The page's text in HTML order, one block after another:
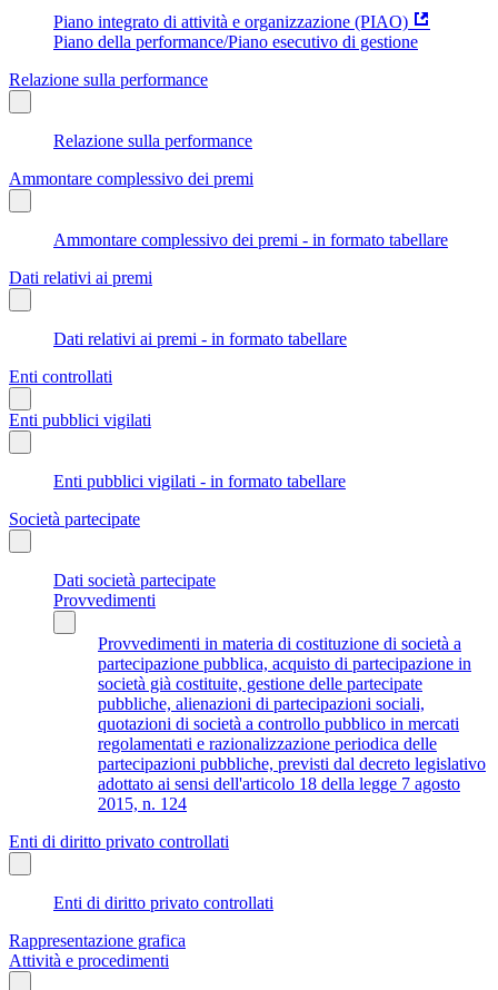
Piano integrato di attività e organizzazione (PIAO)
Piano della performance/Piano esecutivo di gestione
Relazione sulla performance
Relazione sulla performance
Ammontare complessivo dei premi
Ammontare complessivo dei premi - in formato tabellare
Dati relativi ai premi
Dati relativi ai premi - in formato tabellare
Enti controllati
Enti pubblici vigilati
Enti pubblici vigilati - in formato tabellare
Società partecipate
Dati società partecipate
Provvedimenti
Provvedimenti in materia di costituzione di società a
partecipazione pubblica, acquisto di partecipazione in
società già costituite, gestione delle partecipate
pubbliche, alienazioni di partecipazioni sociali,
quotazioni di società a controllo pubblico in mercati
regolamentati e razionalizzazione periodica delle
partecipazioni pubbliche, previsti dal decreto legislativo
adottato ai sensi dell'articolo 18 della legge 7 agosto
2015, n. 124
Enti di diritto privato controllati
Enti di diritto privato controllati
Rappresentazione grafica
Attività e procedimenti